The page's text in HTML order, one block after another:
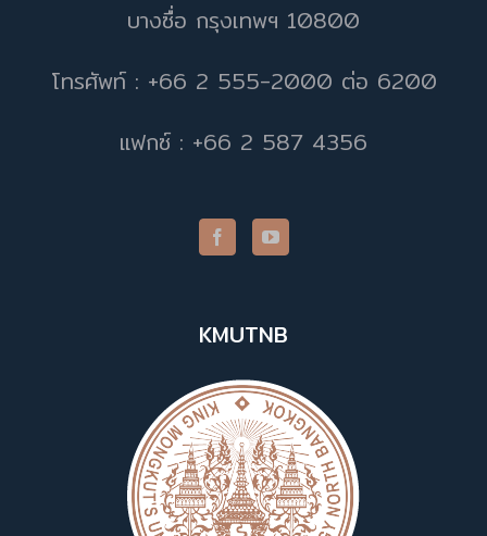
บางซื่อ กรุงเทพฯ 10800
โทรศัพท์ : +66 2 555-2000 ต่อ 6200
แฟกซ์ : +66 2 587 4356
KMUTNB